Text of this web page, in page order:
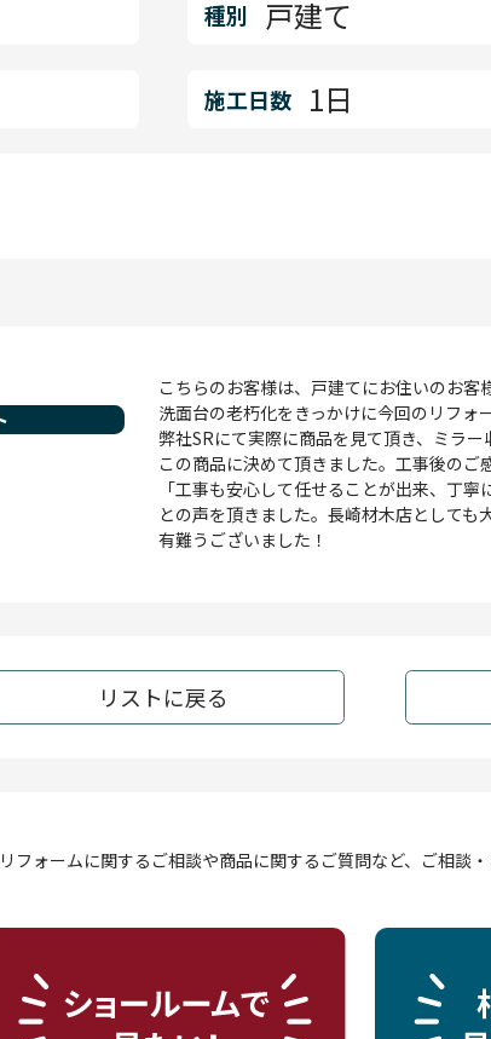
種別 戸建て
施工日数 1日
こちらのお客様は、戸建てにお住いのお客
洗面台の老朽化をきっかけに今回のリフォ
弊社SRにて実際に商品を見て頂き、ミラ
この商品に決めて頂きました。工事後のご
「工事も安心して任せることが出来、丁寧
との声を頂きました。長崎材木店としても
有難うございました！
リストに戻る
リフォームに関するご相談や商品に関するご質問など、ご相談・